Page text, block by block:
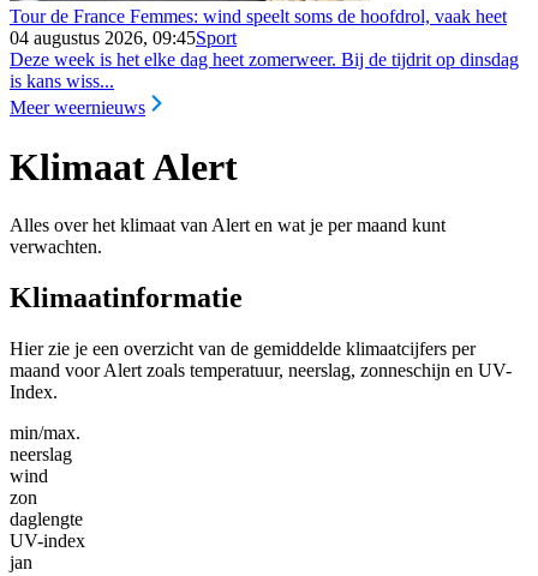
Tour de France Femmes: wind speelt soms de hoofdrol, vaak heet
04 augustus 2026, 09:45Sport
Deze week is het elke dag heet zomerweer. Bij de tijdrit op dinsdag
is kans wiss...
Meer weernieuws
Klimaat Alert
Alles over het klimaat van Alert en wat je per maand kunt
verwachten.
Klimaatinformatie
Hier zie je een overzicht van de gemiddelde klimaatcijfers per
maand voor Alert zoals temperatuur, neerslag, zonneschijn en UV-
Index.
min/max.
neerslag
wind
zon
daglengte
UV-index
jan